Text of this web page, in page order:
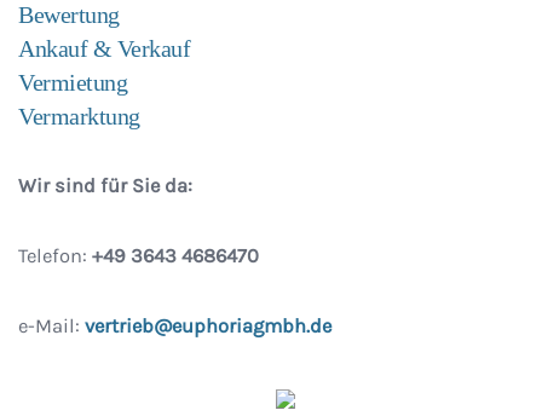
Bewertung
Ankauf & Verkauf
Vermietung
Vermarktung
Wir sind für Sie da:
Telefon: +49 3643 4686470
e-Mail: vertrieb@euphoriagmbh.de